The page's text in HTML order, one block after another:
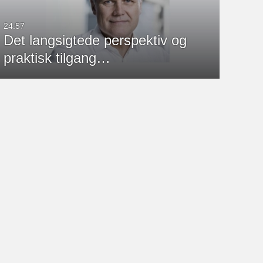
24:57
Det langsigtede perspektiv og
praktisk tilgang…